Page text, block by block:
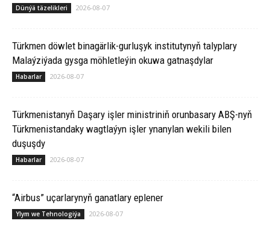
Dünýä täzelikleri 2026-08-07
Türkmen döwlet binagärlik-gurluşyk institutynyň talyplary
Malaýziýada gysga möhletleýin okuwa gatnaşdylar
Habarlar 2026-08-07
Türkmenistanyň Daşary işler ministriniň orunbasary ABŞ-nyň
Türkmenistandaky wagtlaýyn işler ynanylan wekili bilen
duşuşdy
Habarlar 2026-08-07
“Airbus” uçarlarynyň ganatlary eplener
Ylym we Tehnologiýa 2026-08-07